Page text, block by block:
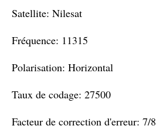
Satellite: Nilesat
Fréquence: 11315
Polarisation: Horizontal
Taux de codage: 27500
Facteur de correction d'erreur: 7/8